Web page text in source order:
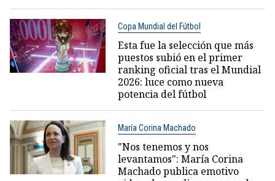
Copa Mundial del Fútbol
Esta fue la selección que más
puestos subió en el primer
ranking oficial tras el Mundial
2026: luce como nueva
potencia del fútbol
María Corina Machado
"Nos tenemos y nos
levantamos": María Corina
Machado publica emotivo